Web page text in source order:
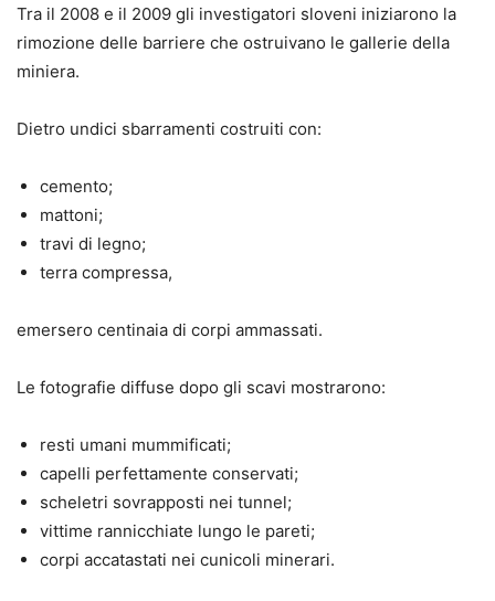
Tra il 2008 e il 2009 gli investigatori sloveni iniziarono la
rimozione delle barriere che ostruivano le gallerie della
miniera.
Dietro undici sbarramenti costruiti con:
cemento;
mattoni;
travi di legno;
terra compressa,
emersero centinaia di corpi ammassati.
Le fotografie diffuse dopo gli scavi mostrarono:
resti umani mummificati;
capelli perfettamente conservati;
scheletri sovrapposti nei tunnel;
vittime rannicchiate lungo le pareti;
corpi accatastati nei cunicoli minerari.